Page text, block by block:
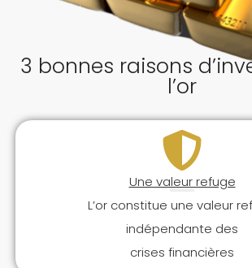
3 bonnes raisons
l’or
Une valeur refuge
L’or constitue une valeur
indépendante des
crises financières